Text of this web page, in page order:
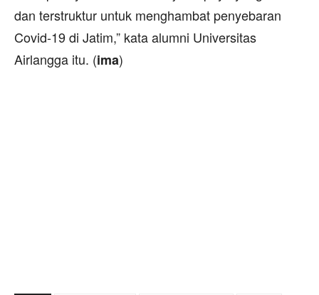
dan terstruktur untuk menghambat penyebaran
Covid-19 di Jatim,” kata alumni Universitas
Airlangga itu. (ima)